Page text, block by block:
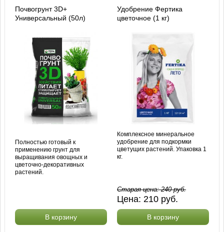
Почвогрунт 3D+
Универсальный (50л)
Полностью готовый к
применению грунт для
выращивания овощных и
цветочно-декоративных
растений.
В корзину
Удобрение Фертика
цветочное (1 кг)
Комплексное минеральное
удобрение для подкормки
цветущих растений. Упаковка 1
кг.
Старая цена:240руб.
Цена: 210 руб.
В корзину